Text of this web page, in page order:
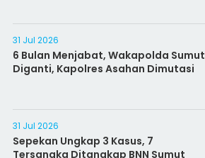
31 Jul 2026
6 Bulan Menjabat, Wakapolda Sumut
Diganti, Kapolres Asahan Dimutasi
31 Jul 2026
Sepekan Ungkap 3 Kasus, 7
Tersangka Ditangkap BNN Sumut